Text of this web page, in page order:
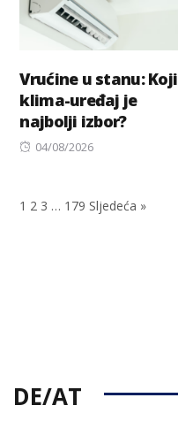
Vrućine u stanu: Koji
klima-uređaj je
najbolji izbor?
Posted
04/08/2026
1 2 3 … 179 Sljedeća »
DE/AT